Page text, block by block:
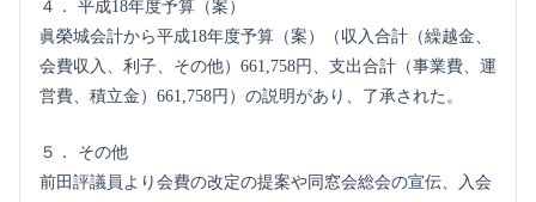
４． 平成18年度予算（案）
眞榮城会計から平成18年度予算（案）（収入合計（繰越金、
会費収入、利子、その他）661,758円、支出合計（事業費、運
営費、積立金）661,758円）の説明があり、了承された。
５． その他
前田評議員より会費の改定の提案や同窓会総会の宣伝、入会